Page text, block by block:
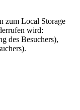
zum Local Storage
wird:
des Besuchers),